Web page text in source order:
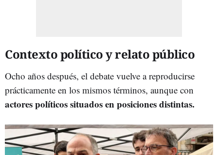
Contexto político y relato público
Ocho años después, el debate vuelve a reproducirse
prácticamente en los mismos términos, aunque con
actores políticos situados en posiciones distintas.